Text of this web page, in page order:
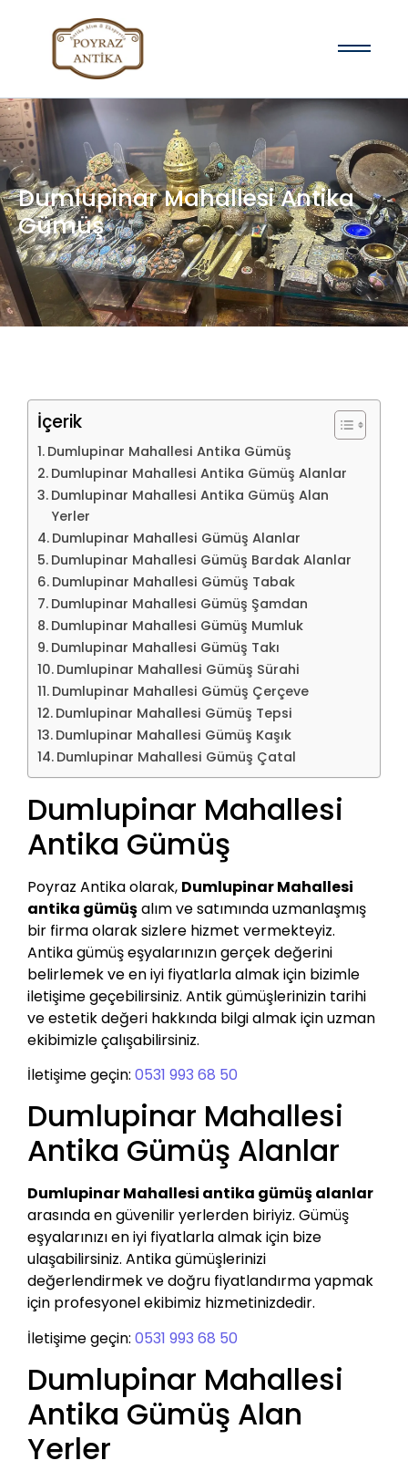
Dumlupinar Mahallesi Antika
Gümüş
İçerik
Dumlupinar Mahallesi Antika Gümüş
Dumlupinar Mahallesi Antika Gümüş Alanlar
Dumlupinar Mahallesi Antika Gümüş Alan
Yerler
Dumlupinar Mahallesi Gümüş Alanlar
Dumlupinar Mahallesi Gümüş Bardak Alanlar
Dumlupinar Mahallesi Gümüş Tabak
Dumlupinar Mahallesi Gümüş Şamdan
Dumlupinar Mahallesi Gümüş Mumluk
Dumlupinar Mahallesi Gümüş Takı
Dumlupinar Mahallesi Gümüş Sürahi
Dumlupinar Mahallesi Gümüş Çerçeve
Dumlupinar Mahallesi Gümüş Tepsi
Dumlupinar Mahallesi Gümüş Kaşık
Dumlupinar Mahallesi Gümüş Çatal
Dumlupinar Mahallesi
Antika Gümüş
Poyraz Antika olarak, Dumlupinar Mahallesi
antika gümüşalım ve satımında uzmanlaşmış
bir firma olarak sizlere hizmet vermekteyiz.
Antika gümüş eşyalarınızın gerçek değerini
belirlemek ve en iyi fiyatlarla almak için bizimle
iletişime geçebilirsiniz. Antik gümüşlerinizin tarihi
ve estetik değeri hakkında bilgi almak için uzman
ekibimizle çalışabilirsiniz.
İletişime geçin: 0531 993 68 50
Dumlupinar Mahallesi
Antika Gümüş Alanlar
Dumlupinar Mahallesi antika gümüş alanlar
arasında en güvenilir yerlerden biriyiz. Gümüş
eşyalarınızı en iyi fiyatlarla almak için bize
ulaşabilirsiniz. Antika gümüşlerinizi
değerlendirmek ve doğru fiyatlandırma yapmak
için profesyonel ekibimiz hizmetinizdedir.
İletişime geçin: 0531 993 68 50
Dumlupinar Mahallesi
Antika Gümüş Alan
Yerler